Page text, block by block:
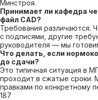
Минстроя.
Принимает ли кафедра
файл CAD?
Требования различаются.
с подписями, другие
руководителя — мы
Что делать, если
до сдачи?
Это типичная ситуация в
проходит в сжатые сроки.
правками по конкретному
187